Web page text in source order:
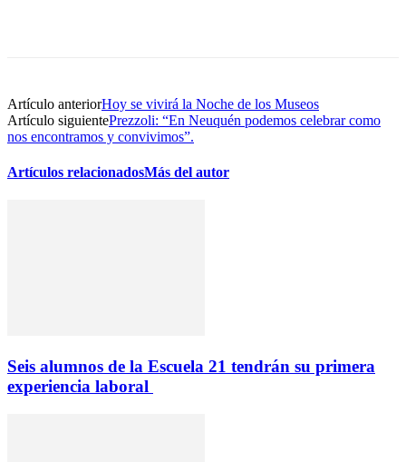
Artículo anteriorHoy se vivirá la Noche de los Museos
Artículo siguientePrezzoli: “En Neuquén podemos celebrar como
nos encontramos y convivimos”.
Artículos relacionadosMás del autor
Seis alumnos de la Escuela 21 tendrán su primera
experiencia laboral